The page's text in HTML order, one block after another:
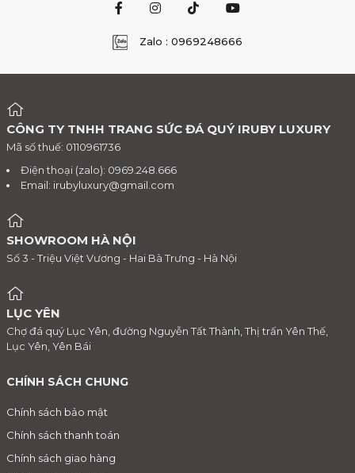
Zalo : 0969248666
CÔNG TY TNHH TRANG SỨC ĐÁ QUÝ IRUBY LUXURY
Mã số thuế: 0110961736
Điện thoại (zalo): 0969.248.666
Email: irubyluxury@gmail.com
SHOWROOM HÀ NỘI
Số 3 - Triệu Việt Vương - Hai Bà Trưng - Hà Nội
LỤC YÊN
Chợ đá quý Lục Yên, đường Nguyễn Tất Thành, Thị trấn Yên Thế,
Lục Yên, Yên Bái
CHÍNH SÁCH CHUNG
Chính sách bảo mật
Chính sách thanh toán
Chính sách giao hàng